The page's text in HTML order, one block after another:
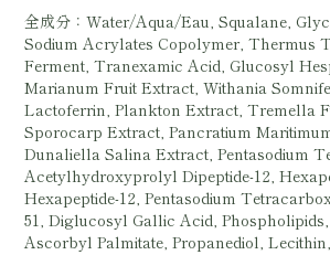
全成分：Water/Aqua/Eau, Squalane,
Sodium Acrylates Copolymer, Thermus
Ferment, Tranexamic Acid, Glucosyl
Marianum Fruit Extract, Withania
Lactoferrin, Plankton Extract, Tremella
Sporocarp Extract, Pancratium
Dunaliella Salina Extract, Pentasodium
Acetylhydroxyprolyl Dipeptide-12,
Hexapeptide-12, Pentasodium
51, Diglucosyl Gallic Acid,
Ascorbyl Palmitate, Propanediol,